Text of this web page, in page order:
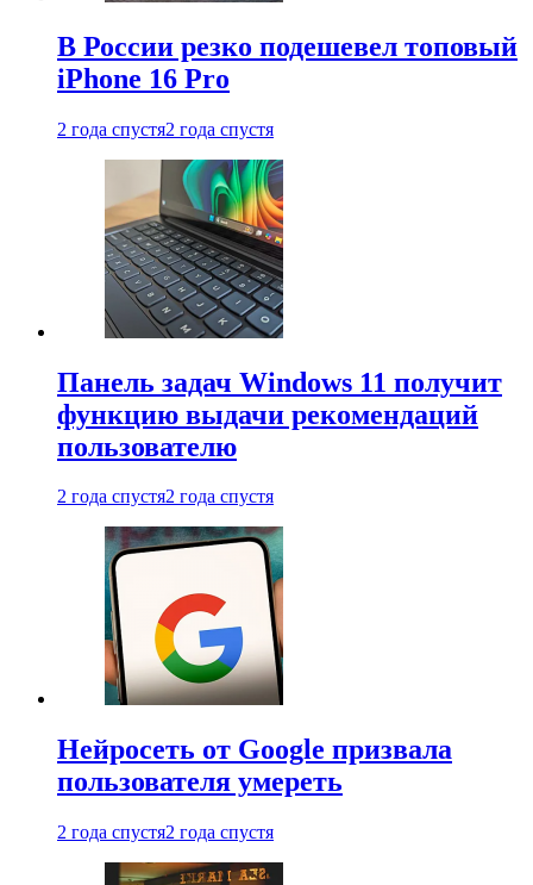
В России резко подешевел топовый
iPhone 16 Pro
2 года спустя2 года спустя
Панель задач Windows 11 получит
функцию выдачи рекомендаций
пользователю
2 года спустя2 года спустя
Нейросеть от Google призвала
пользователя умереть
2 года спустя2 года спустя